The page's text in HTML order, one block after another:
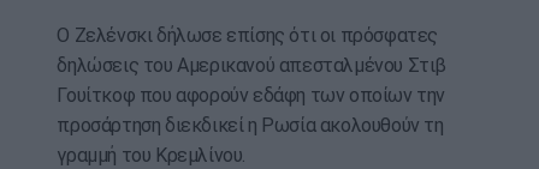
Ο Ζελένσκι δήλωσε επίσης ότι οι πρόσφατες
δηλώσεις του Αμερικανού απεσταλμένου Στιβ
Γουίτκοφ που αφορούν εδάφη των οποίων την
προσάρτηση διεκδικεί η Ρωσία ακολουθούν τη
γραμμή του Κρεμλίνου.